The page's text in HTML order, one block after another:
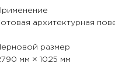
архитектурная
размер
мм × 1025 мм